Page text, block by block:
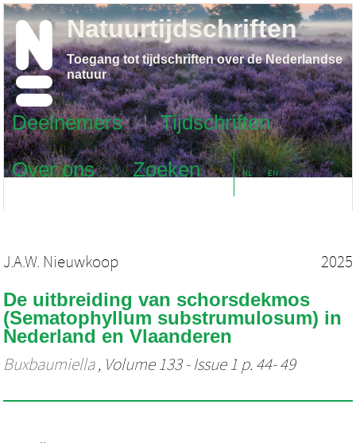
Deelnemers
Tijdschriften
Over ons
Zoeken NL EN
Natuurtijdschriften
Toegang tot tijdschriften over de Nederlandse
natuur
J.A.W. Nieuwkoop 2025
De uitbreiding van schorsdekmos
(Sematophyllum substrumulosum) in
Nederland en Vlaanderen
Buxbaumiella, Volume 133 - Issue 1 p. 44- 49